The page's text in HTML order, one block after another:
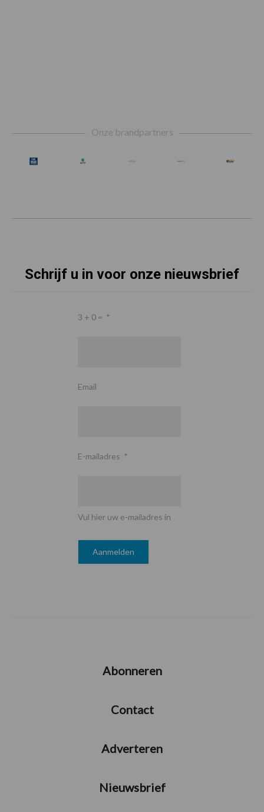
Onze brandpartners
Schrijf u in voor onze nieuwsbrief
3 + 0 = *
Email
E-mailadres *
Vul hier uw e-mailadres in
Abonneren
Contact
Adverteren
Nieuwsbrief